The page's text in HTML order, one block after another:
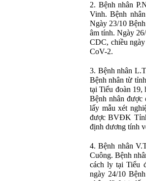
2. Bệnh nhân
Vinh. Bệnh
Ngày 23/10
âm tính. Ngày
CDC, chiều
CoV-2.
3. Bệnh nhân
Bệnh nhân từ
tại Tiểu đoàn 19,
Bệnh nhân
lấy mẫu xét
được BVĐK
định dương tính
4. Bệnh nhân
Cuông. Bệnh
cách ly tại Tiểu
ngày 24/10